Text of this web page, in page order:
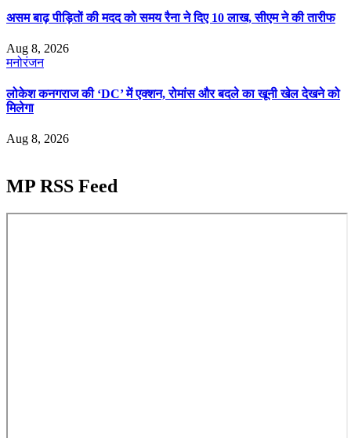
असम बाढ़ पीड़ितों की मदद को समय रैना ने दिए 10 लाख, सीएम ने की तारीफ
Aug 8, 2026
मनोरंजन
लोकेश कनगराज की ‘DC’ में एक्शन, रोमांस और बदले का खूनी खेल देखने को
मिलेगा
Aug 8, 2026
MP RSS Feed